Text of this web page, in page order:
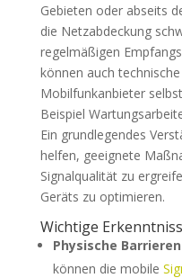
Gebieten oder abseits
die Netzabdeckung
regelmäßigen
können auch
Mobilfunkanbieter
Beispiel
Ein grundlegendes
helfen, geeignete
Signalqualität zu
Geräts zu optimieren.
Wichtige
Physische Barrieren
können die mobile